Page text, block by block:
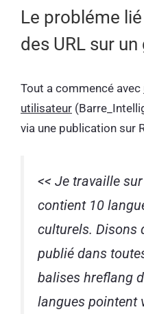
Le probléme
des URL sur
Tout a commencé avec
utilisateur
via une publication sur
<< Je travaille
contient 10
culturels. Disons
publié dans
balises hreflang
langues pointent